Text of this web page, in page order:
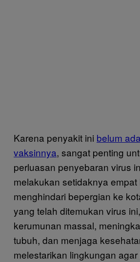
Karena penyakit ini belum
vaksinnya, sangat penting
perluasan penyebaran virus
melakukan setidaknya empat
menghindari bepergian ke
yang telah ditemukan virus
kerumunan massal,
tubuh, dan menjaga
melestarikan lingkungan